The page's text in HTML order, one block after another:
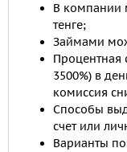
В компании
тенге;
Займами
Процентная
3500%) в
комиссия
Способы
счет или
Варианты